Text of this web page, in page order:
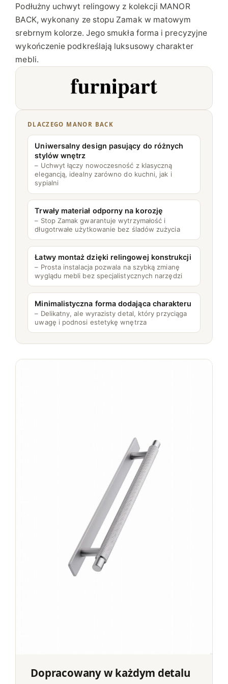
2
m
m
,
s
t
Podłużny uchwyt relingowy z kolekcji MANOR
BACK, wykonany ze stopu Zamak w matowym
srebrnym kolorze. Jego smukła forma i precyzyjne
wykończenie podkreślają luksusowy charakter
mebli.
DLACZEGO MANOR BACK
Uniwersalny design pasujący do różnych
stylów wnętrz
– Uchwyt łączy nowoczesność z klasyczną
elegancją, idealny zarówno do kuchni, jak i
sypialni
Trwały materiał odporny na korozję
– Stop Zamak gwarantuje wytrzymałość i
długotrwałe użytkowanie bez śladów zużycia
Łatwy montaż dzięki relingowej konstrukcji
– Prosta instalacja pozwala na szybką zmianę
wyglądu mebli bez specjalistycznych narzędzi
Minimalistyczna forma dodająca charakteru
– Delikatny, ale wyrazisty detal, który przyciąga
uwagę i podnosi estetykę wnętrza
Dopracowany w każdym detalu